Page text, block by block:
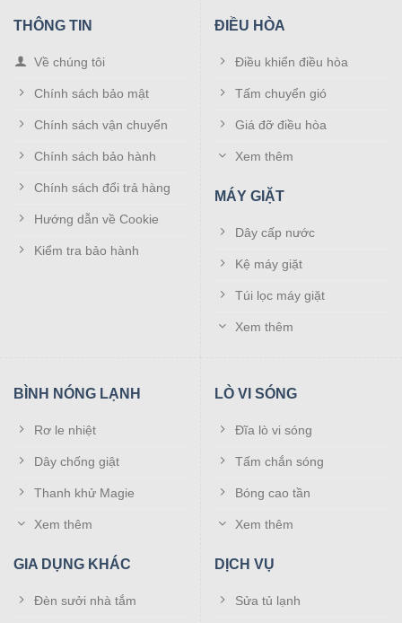
THÔNG TIN
Về chúng tôi
Chính sách bảo mật
Chính sách vận chuyển
Chính sách bảo hành
Chính sách đổi trả hàng
Hướng dẫn về Cookie
Kiểm tra bảo hành
ĐIỀU HÒA
Điều khiển điều hòa
Tấm chuyển gió
Giá đỡ điều hòa
Xem thêm
MÁY GIẶT
Dây cấp nước
Kệ máy giặt
Túi lọc máy giặt
Xem thêm
BÌNH NÓNG LẠNH
Rơ le nhiệt
Dây chống giật
Thanh khử Magie
Xem thêm
GIA DỤNG KHÁC
Đèn sưởi nhà tắm
LÒ VI SÓNG
Đĩa lò vi sóng
Tấm chắn sóng
Bóng cao tần
Xem thêm
DỊCH VỤ
Sửa tủ lạnh